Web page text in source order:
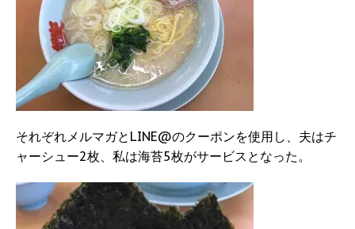
それぞれメルマガとLINE@のクーポンを使用し、夫はチ
ャーシュー2枚、私は海苔5枚がサービスとなった。